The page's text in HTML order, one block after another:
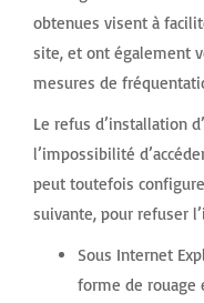
obtenues visent à
site, et ont également
mesures de
Le refus d’installation
l’impossibilité
peut toutefois
suivante, pour refuser
Sous Internet
forme de rouage